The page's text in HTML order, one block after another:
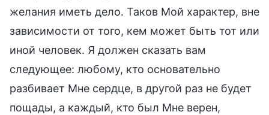
желания иметь дело. Таков Мой характер, вне
зависимости от того, кем может быть тот или
иной человек. Я должен сказать вам
следующее: любому, кто основательно
разбивает Мне сердце, в другой раз не будет
пощады, а каждый, кто был Мне верен,